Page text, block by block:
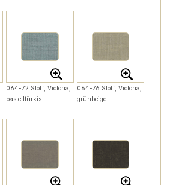
064-72 Stoff, Victoria,
pastelltürkis
064-76 Stoff, Victoria,
grünbeige